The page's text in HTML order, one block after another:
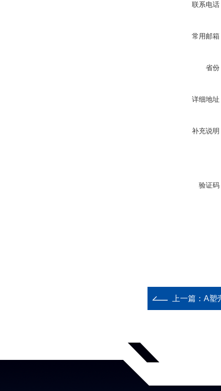
联系电话
常用邮箱
省份
详细地址
补充说明
验证码
上一篇： A塑